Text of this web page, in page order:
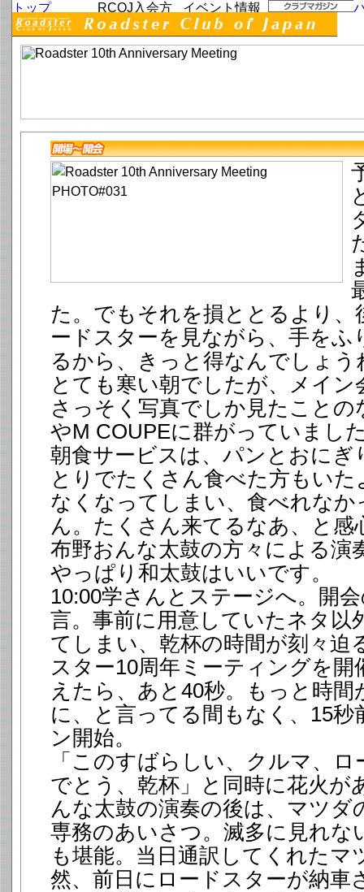
た。でもそれを損ととるより、
ードスターを見ながら、手をふ
るから、きっと得なんでしょ
とても寒い朝でしたが、メイン
さっそく写真でしか見たことの
やM COUPEに群がっていまし
朝食サービスは、パンとおにぎ
とりでたくさん食べた方もい
なくなってしまい、食べれなか
ん。たくさん来てるなあ、と感
布野おんな太鼓の方々による演
やっぱり和太鼓はいいです。
10:00学さんとステージへ。開
言。事前に用意していたネタ以
てしまい、乾杯の時間が刻々迫
スター10周年ミーティングを
えたら、あと40秒。もっと時
に、と言ってる間もなく、15
ン開始。
「このすばらしい、クルマ、
でとう、乾杯」と同時に花火が
んな太鼓の演奏の後は、マツダ
専務のあいさつ。滅多に見れな
も堪能。当日通訳してくれたマ
然、前日にロードスターが納車